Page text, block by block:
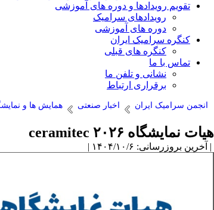
تقویم رویدادها و دوره های آموزشی
رویدادهای سرامیک
دوره های آموزشی
کنگره سرامیک ایران
کنگره های قبلی
تماس با ما
نشانی و تلفن ما
برقراری ارتباط
انجمن سرامیک ایران اخبار صنعتی همایش ها و
هیات نمایشگاه ۲۰۲۶ ceramitec
| آخرین بروزرسانی: ۱۴۰۴/۱۰/۶ |